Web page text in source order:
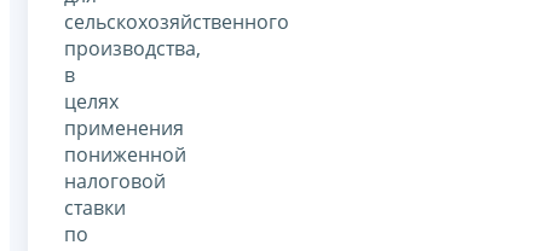
сельскохозяйственного
производства,
в
целях
применения
пониженной
налоговой
ставки
по